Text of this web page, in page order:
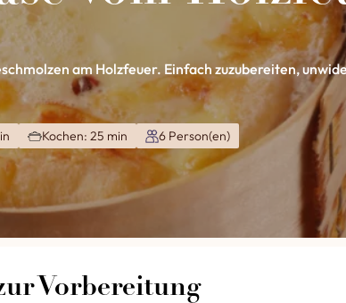
am Holzfeuer. Einfach zuzubereiten,
Kochen: 25 min 6 Person(en)
Vorbereitung